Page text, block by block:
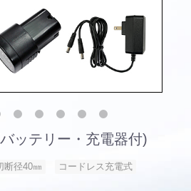
ッテリー・充電器付)
断径40㎜
コードレス充電式